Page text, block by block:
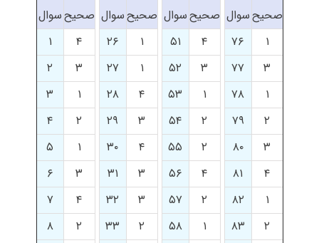
صحیحسوال صحیحسوال صحیحسوال صحیحسوال
۱
۷۶ ۴ ۵۱ ۱ ۲۶ ۴
۱
۳
۷۷ ۳ ۵۲ ۱ ۲۷ ۳
۲
۱
۷۸ ۱ ۵۳ ۴ ۲۸ ۱
۳
۲
۷۹ ۲ ۵۴ ۳ ۲۹ ۲
۴
۳
۸۰ ۲ ۵۵ ۴ ۳۰ ۱
۵
۴
۸۱ ۴ ۵۶ ۳ ۳۱ ۳
۶
۱
۸۲ ۲ ۵۷ ۳ ۳۲ ۴
۷
۲
۸۳ ۱ ۵۸ ۲ ۳۳ ۲
۸